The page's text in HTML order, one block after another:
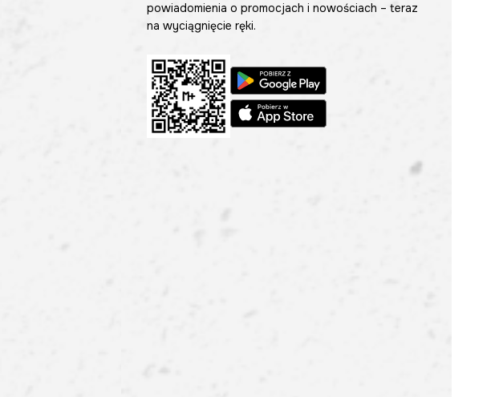
powiadomienia o promocjach i nowościach – teraz
na wyciągnięcie ręki.